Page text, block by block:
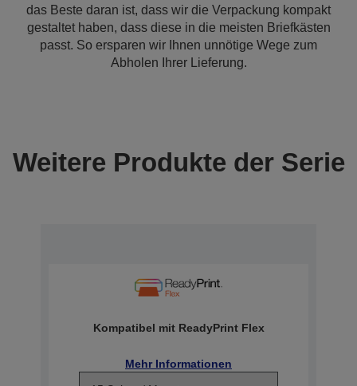
das Beste daran ist, dass wir die Verpackung kompakt
gestaltet haben, dass diese in die meisten Briefkästen
passt. So ersparen wir Ihnen unnötige Wege zum
Abholen Ihrer Lieferung.
Weitere Produkte der Serie
Kompatibel mit ReadyPrint Flex
Mehr Informationen